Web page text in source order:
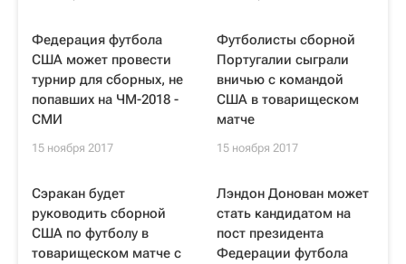
Федерация футбола
США может провести
турнир для сборных, не
попавших на ЧМ-2018 -
СМИ
15 ноября 2017
Футболисты сборной
Португалии сыграли
вничью с командой
США в товарищеском
матче
15 ноября 2017
Сэракан будет
руководить сборной
США по футболу в
товарищеском матче с
Лэндон Донован может
стать кандидатом на
пост президента
Федерации футбола